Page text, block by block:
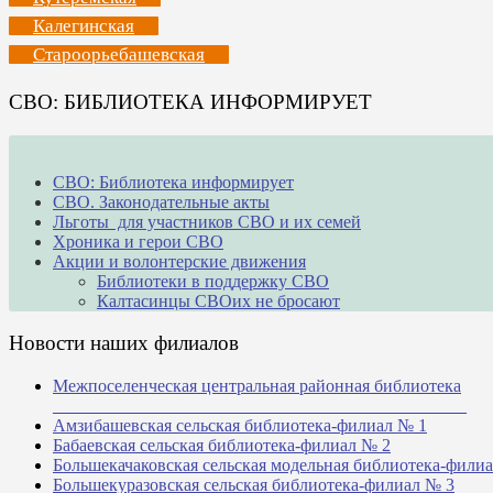
Калегинская
Староорьебашевская
СВО: БИБЛИОТЕКА ИНФОРМИРУЕТ
СВО: Библиотека информирует
СВО. Законодательные акты
Льготы для участников СВО и их семей
Хроника и герои СВО
Акции и волонтерские движения
Библиотеки в поддержку СВО
Калтасинцы СВОих не бросают
Новости наших филиалов
Межпоселенческая центральная районная библиотека
Амзибашевская сельская библиотека-филиал № 1
Бабаевская сельская библиотека-филиал № 2
Большекачаковская сельская модельная библиотека-
Большекуразовская сельская библиотека-филиал № 3